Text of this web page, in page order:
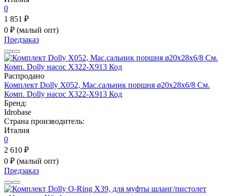
0
1 851 ₽
0 ₽ (малый опт)
Предзаказ
Распродано
Комплект Dolly X052, Мас.сальник поршня ø20x28x6/8 См.
Комп. Dolly насос X322-X913 Код
Бренд:
Idrobase
Страна производитель:
Италия
0
2 610 ₽
0 ₽ (малый опт)
Предзаказ